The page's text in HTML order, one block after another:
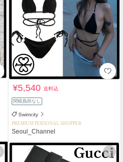
¥5,540送料込
関税負担なし
Swimcity
PREMIUM PERSONAL SHOPPER
Seoul_Channel